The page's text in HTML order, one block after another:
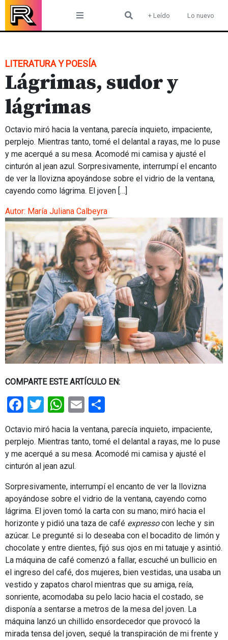
Skip
content
+ Leído Lo nuevo
LITERATURA Y POESÍA
Lágrimas, sudor y
lágrimas
Octavio miró hacia la ventana, parecía inquieto, impaciente,
perplejo. Mientras tanto, tomé el delantal a rayas, me lo puse
y me acerqué a su mesa. Acomodé mi camisa y ajusté el
cinturón al jean azul. Sorpresivamente, interrumpí el encanto
de ver la llovizna apoyándose sobre el vidrio de la ventana,
cayendo como lágrima. El joven […]
Autor: María Juliana Calbeyra
COMPARTE ESTE ARTÍCULO EN:
Facebook
Twitter
WhatsApp
Email
Octavio miró hacia la ventana, parecía inquieto, impaciente,
perplejo. Mientras tanto, tomé el delantal a rayas, me lo puse
y me acerqué a su mesa. Acomodé mi camisa y ajusté el
cinturón al jean azul.
Sorpresivamente, interrumpí el encanto de ver la llovizna
apoyándose sobre el vidrio de la ventana, cayendo como
lágrima. El joven tomó la carta con su mano; miró hacia el
horizonte y pidió una taza de café expressocon leche y sin
azúcar. Le pregunté si lo deseaba con el bocadito de limón y
chocolate y entre dientes, fijó sus ojos en mi tatuaje y asintió.
La máquina de café comenzó a fallar, escuché un bullicio en
el ingreso del café, dos mujeres, bien vestidas, una usaba un
vestido y zapatos charol mientras que su amiga, reía,
sonriente, acomodaba su pelo lacio hacia el costado, se
disponía a sentarse a metros de la mesa del joven. La
máquina lanzó un chillido ensordecedor que provocó la
mirada tensa del joven, sequé la transpiración de mi frente y